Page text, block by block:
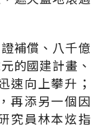
補償、八千億
的國建計畫、
速向上攀升；
再添另一個因
究員林本炫指